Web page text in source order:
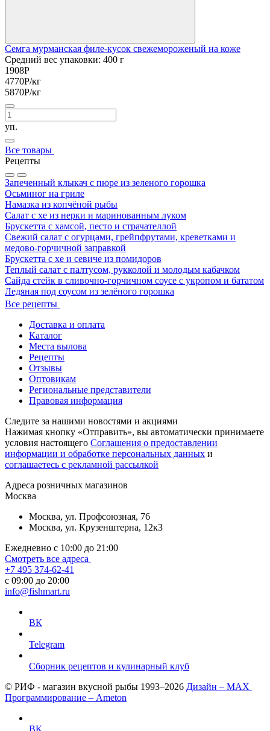
Семга мурманская филе-кусок свежемороженый на коже
Средний вес упаковки: 400 г
1908Р
4770Р/кг
5870Р/кг
уп.
Все товары
Рецепты
Запеченный клыкач с пюре из зеленого горошка
Осьминог на гриле
Намазка из копчёной рыбы
Салат с хе из нерки и маринованным луком
Брускетта с хамсой, песто и страчателлой
Свежий салат с огурцами, грейпфрутами, креветками и
медово-горчичной заправкой
Брускетта с хе и севиче из помидоров
Теплый салат с палтусом, рукколой и молодым кабачком
Сайда стейк в сливочно-горчичном соусе с укропом и бататом
Ледяная под соусом из зелёного горошка
Все рецепты
Доставка и оплата
Каталог
Места вылова
Рецепты
Отзывы
Оптовикам
Региональные представители
Правовая информация
Следите за нашими новостями и акциями
Нажимая кнопку «Отправить», вы автоматически принимаете
условия настоящего Cоглашения о предоставлении
информации и обработке персональных данных и
соглашаетесь с рекламной рассылкой
Aдреса розничных магазинов
Москва
Москва, ул. Профсоюзная, 76
Москва, ул. Крузенштерна, 12к3
Ежедневно с 10:00 до 21:00
Смотреть все адреса
+7 495 374-62-41
c 09:00 до 20:00
info@fishmart.ru
ВК
Telegram
Сборник рецептов и кулинарный клуб
© РИФ - магазин вкусной рыбы 1993–2026 Дизайн – MAX
Программирование – Ameton
ВК